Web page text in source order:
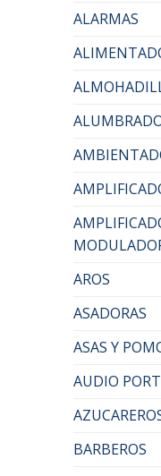
ALARMAS
AROS
ASADORAS
ASAS Y
AUDIO
BARBEROS